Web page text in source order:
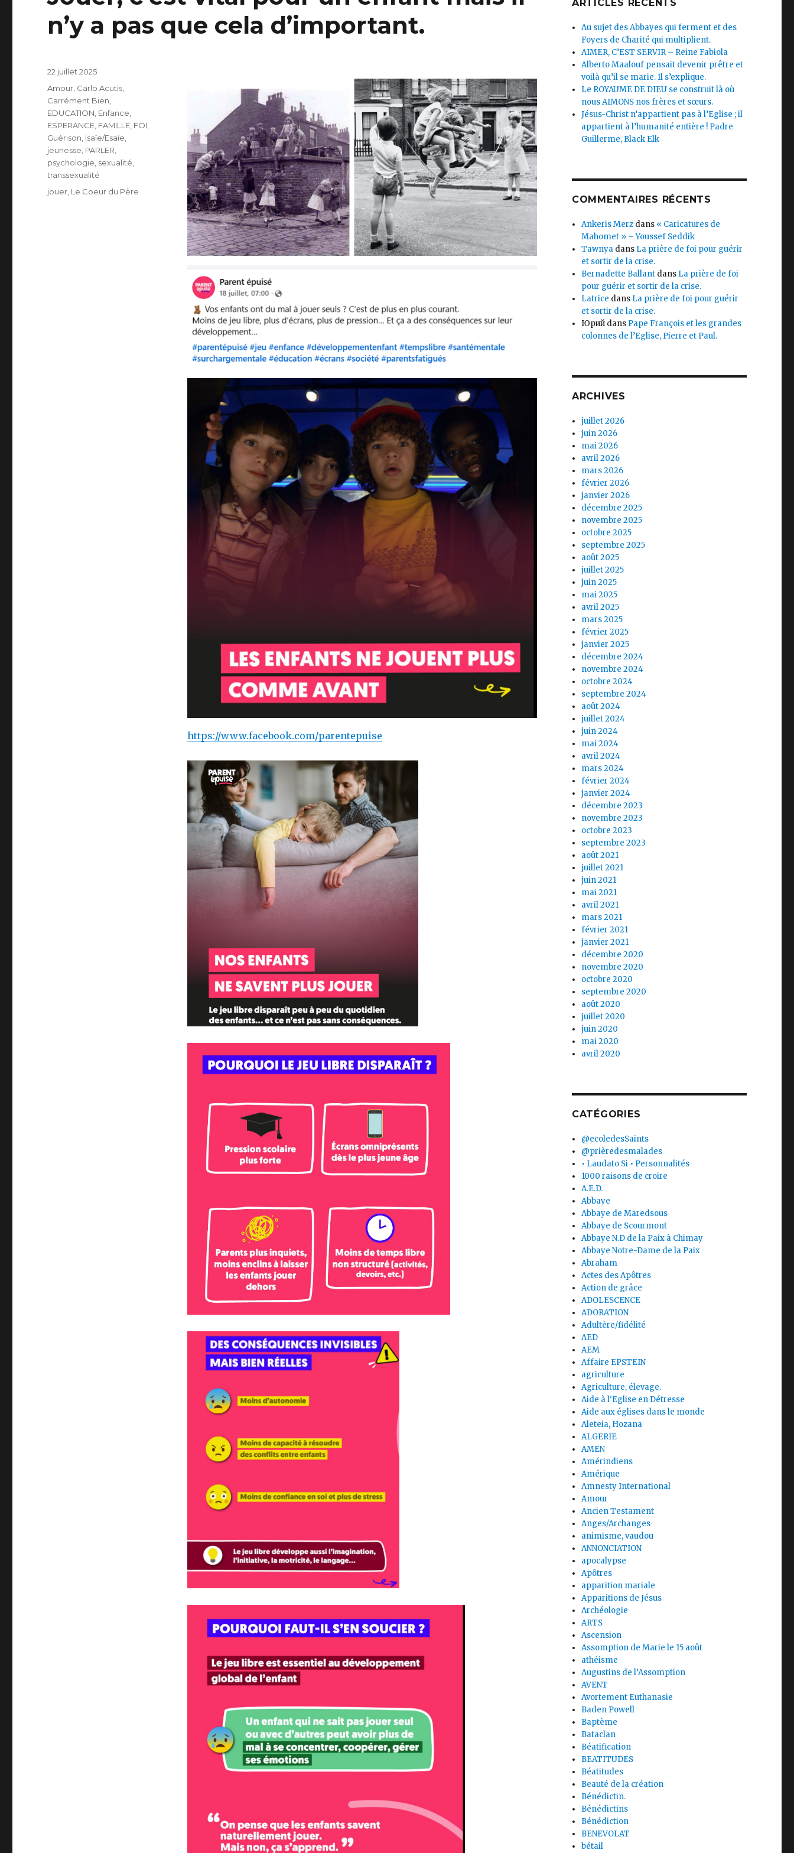
n’y a pas que cela d’important.
https://www.facebook.com/parentepuise
Publié
22 juillet 2025
Catégories
Amour Carlo Acutis
Carrément Bien
EDUCATION Enfance
ESPERANCE FAMILLE FOI
Guérison Isaïe/Esaïe
jeunesse PARLER
psychologie sexualité
transsexualité
Étiquettes
jouer Le Coeur du Père
ARTICLES RÉCENTS
Au sujet des Abbayes qui ferment et des
Foyers de Charité qui multiplient.
AIMER, C’EST SERVIR – Reine Fabiola
Alberto Maalouf pensait devenir prêtre et
voilà qu’il se marie. Il s’explique.
Le ROYAUME DE DIEU se construit là où
nous AIMONS nos frères et sœurs.
Jésus-Christ n’appartient pas à l’Eglise ; il
appartient à l’humanité entière ! Padre
Guillerme, Black Elk
COMMENTAIRES RÉCENTS
Ankeris Merz dans « Caricatures de
Mahomet » – Youssef Seddik
Tawnya dans La prière de foi pour guérir
et sortir de la crise.
Bernadette Ballant dans La prière de foi
pour guérir et sortir de la crise.
Latrice dans La prière de foi pour guérir
et sortir de la crise.
Юрий dans Pape François et les grandes
colonnes de l’Eglise, Pierre et Paul.
ARCHIVES
juillet 2026
juin 2026
mai 2026
avril 2026
mars 2026
février 2026
janvier 2026
décembre 2025
novembre 2025
octobre 2025
septembre 2025
août 2025
juillet 2025
juin 2025
mai 2025
avril 2025
mars 2025
février 2025
janvier 2025
décembre 2024
novembre 2024
octobre 2024
septembre 2024
août 2024
juillet 2024
juin 2024
mai 2024
avril 2024
mars 2024
février 2024
janvier 2024
décembre 2023
novembre 2023
octobre 2023
septembre 2023
août 2021
juillet 2021
juin 2021
mai 2021
avril 2021
mars 2021
février 2021
janvier 2021
décembre 2020
novembre 2020
octobre 2020
septembre 2020
août 2020
juillet 2020
juin 2020
mai 2020
avril 2020
CATÉGORIES
@ecoledesSaints
@prièredesmalades
• Laudato Si • Personnalités
1000 raisons de croire
A.E.D.
Abbaye
Abbaye de Maredsous
Abbaye de Scourmont
Abbaye N.D de la Paix à Chimay
Abbaye Notre-Dame de la Paix
Abraham
Actes des Apôtres
Action de grâce
ADOLESCENCE
ADORATION
Adultère/fidélité
AED
AEM
Affaire EPSTEIN
agriculture
Agriculture, élevage.
Aide à l'Eglise en Détresse
Aide aux églises dans le monde
Aleteia, Hozana
ALGERIE
AMEN
Amérindiens
Amérique
Amnesty International
Amour
Ancien Testament
Anges/Archanges
animisme, vaudou
ANNONCIATION
apocalypse
Apôtres
apparition mariale
Apparitions de Jésus
Archéologie
ARTS
Ascension
Assomption de Marie le 15 août
athéisme
Augustins de l’Assomption
AVENT
Avortement Euthanasie
Baden Powell
Baptème
Bataclan
Béatification
BEATITUDES
Béatitudes
Beauté de la création
Bénédictin.
Bénédictins
Bénédiction
BENEVOLAT
bétail